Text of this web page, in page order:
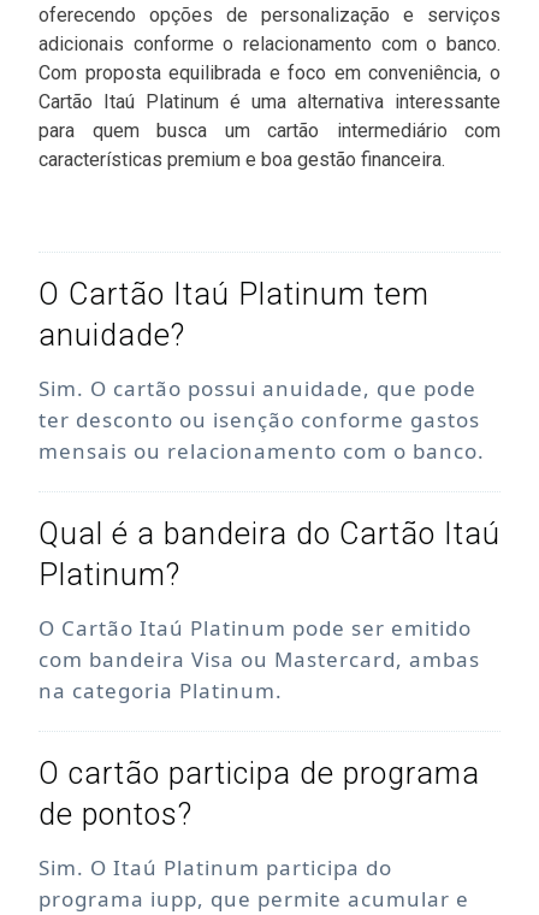
oferecendo opções de personalização e serviços
adicionais conforme o relacionamento com o banco.
Com proposta equilibrada e foco em conveniência, o
Cartão Itaú Platinum é uma alternativa interessante
para quem busca um cartão intermediário com
características premium e boa gestão financeira.
O Cartão Itaú Platinum tem
anuidade?
Sim. O cartão possui anuidade, que pode
ter desconto ou isenção conforme gastos
mensais ou relacionamento com o banco.
Qual é a bandeira do Cartão Itaú
Platinum?
O Cartão Itaú Platinum pode ser emitido
com bandeira Visa ou Mastercard, ambas
na categoria Platinum.
O cartão participa de programa
de pontos?
Sim. O Itaú Platinum participa do
programa iupp, que permite acumular e